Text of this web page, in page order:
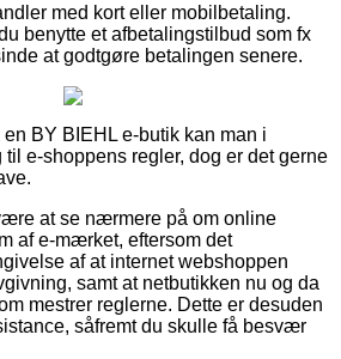
med kort eller mobilbetaling.
benytte et afbetalingstilbud som fx
at godtgøre betalingen senere.
en BY BIEHL e-butik kan man i
e-shoppens regler, dog er det gerne
at se nærmere på om online
af e-mærket, eftersom det
af at internet webshoppen
samt at netbutikken nu og da
mestrer reglerne. Dette er desuden
såfremt du skulle få besvær